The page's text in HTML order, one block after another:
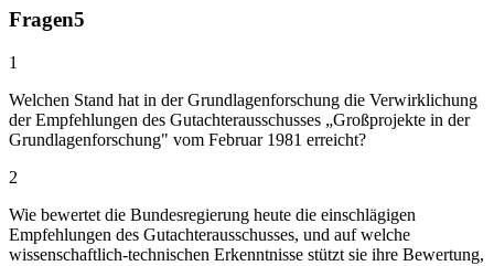
Fragen5
1
Welchen Stand hat in der Grundlagenforschung die Verwirklichung
der Empfehlungen des Gutachterausschusses „Großprojekte in der
Grundlagenforschung" vom Februar 1981 erreicht?
2
Wie bewertet die Bundesregierung heute die einschlägigen
Empfehlungen des Gutachterausschusses, und auf welche
wissenschaftlich-technischen Erkenntnisse stützt sie ihre Bewertung,